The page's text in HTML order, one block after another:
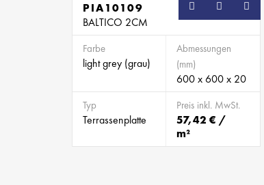
PIA10109
BALTICO 2CM
Farbe
light grey (grau)
Abmessungen
(mm)
600 x 600 x 20
Typ
Terrassenplatte
Preis inkl. MwSt.
57,42 € /
m²